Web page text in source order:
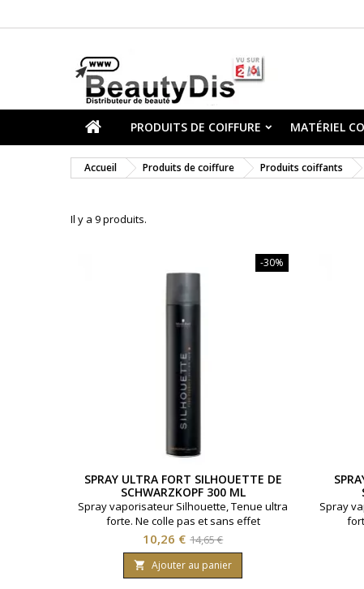
PRODUITS DE COIFFURE MATÉRIEL
Accueil Produits de coiffure Produits coiffants
Il y a 9 produits.
-30%
SPRAY ULTRA FORT SILHOUETTE DE
SCHWARZKOPF 300 ML
Spray vaporisateur Silhouette, Tenue ultra
forte. Ne colle pas et sans effet
alourdissant. Marque Schwarzkopf.
Contenance : 300ml
Prix
10,26 € Prix
de
base
14,65 €
 Ajouter au panier
Spray